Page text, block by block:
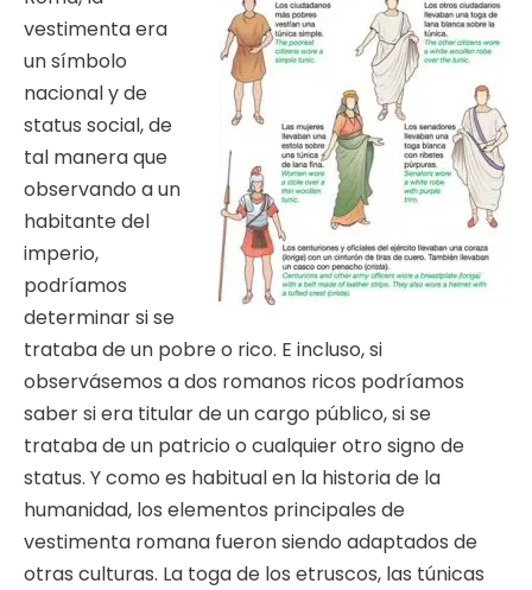
vestimenta era
un símbolo
nacional y de
status social, de
tal manera que
observando a un
habitante del
imperio,
podríamos
determinar si se
trataba de un pobre o rico. E incluso, si
observásemos a dos romanos ricos podríamos
saber si era titular de un cargo público, si se
trataba de un patricio o cualquier otro signo de
status. Y como es habitual en la historia de la
humanidad, los elementos principales de
vestimenta romana fueron siendo adaptados de
otras culturas. La toga de los etruscos, las túnicas